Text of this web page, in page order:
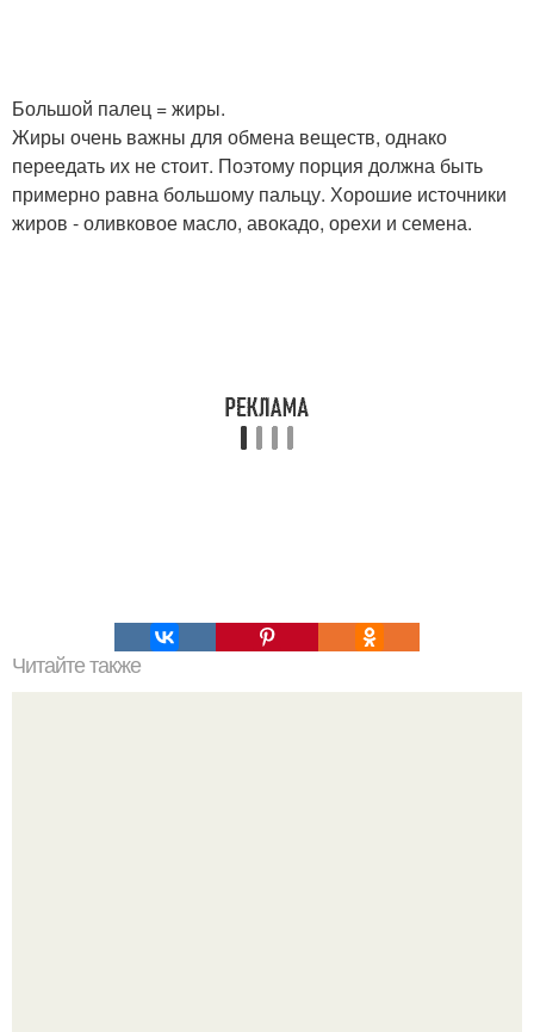
Большой палец = жиры.
Жиры очень важны для обмена веществ, однако
переедать их не стоит. Поэтому порция должна быть
примерно равна большому пальцу. Хорошие источники
жиров - оливковое масло, авокадо, орехи и семена.
Читайте также